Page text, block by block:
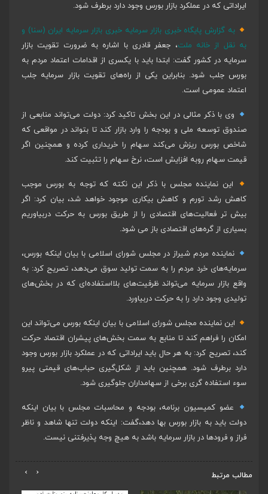
ایراداتی که در عملکرد بازار بورس وجود دارد برطرف شود.
به گزارش پایگاه خبری بازار سرمایه خبری بازار سرمایه ایران (سنا) و
به نقل از خانه ملت، جعفر قادری با اشاره به ضرورت تقویت بازار
سرمایه در کشور گفت: ابتدا باید با یکسری از اقدامات اعتماد مردم به
بورس جلب شود. بنابراین یکی از راه‌های تقویت بازار سرمایه جلب
اعتماد عمومی است.
وی با ذکر مثالی در این بخش تاکید کرد: دولت می‌تواند منابعی از
صندوق توسعه ملی و بودجه را وارد بازار کند تا بتواند در مواقعی که
شاخص بورس ریزش می‌کند سهام را خریداری کرده و همچنین اگر
قیمت سهام روبه افزایش است، نرخ سهام را تثبیت کند.
این نماینده مجلس با ذکر این نکته که توجه به بورس موجب
کاهش رشد تورم و کاهش بیکاری موجود خواهد شد، بیان کرد: اگر
بیش تر فعالیت‌های اقتصادی را از طریق بورس به حرکت دربیاوریم
بسیاری از گره‌های اقتصادی باز می شود.
نماینده مردم شیراز در مجلس شورای اسلامی با بیان اینکه بورس،
سرمایه‌های خرد مردم را به سمت تولید سوق می‌دهد، تصریح کرد: به
واقع بازار سرمایه می‌تواند ظرفیت‌های بلااستفاده‌ای که در بخش‌های
تولیدی وجود دارد را به حرکت دربیاورد.
این نماینده مجلس شورای اسلامی با بیان اینکه بورس می‌تواند این
امکان را فراهم کند تا منابع به سمت بخش‌های پیشران اقتصاد حرکت
کند، تصریح کرد: به هر حال باید ایراداتی که در عملکرد بازار بورس وجود
دارد برطرف شود. همچنین باید از شکل‌گیری حباب‌های قیمتی پیرو
سوء استفاده گری برخی از سهامداران جلوگیری شود.
عضو کمیسیون برنامه، بودجه و محاسبات مجلس با بیان اینکه
دولت باید به بازار بورس بها دهد،گفت: اینکه دولت تنها شاهد و ناظر
فراز و فرودها در بازار سرمایه باشد به هیچ وجه پذیرفتنی نیست.
مطالب مرتبط ‹
›